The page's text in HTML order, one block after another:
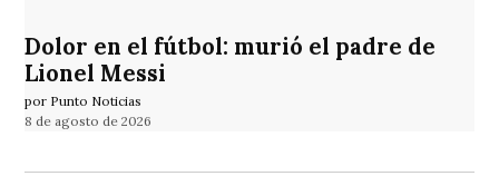
Dolor en el fútbol: murió el padre de
Lionel Messi
por Punto Noticias
8 de agosto de 2026